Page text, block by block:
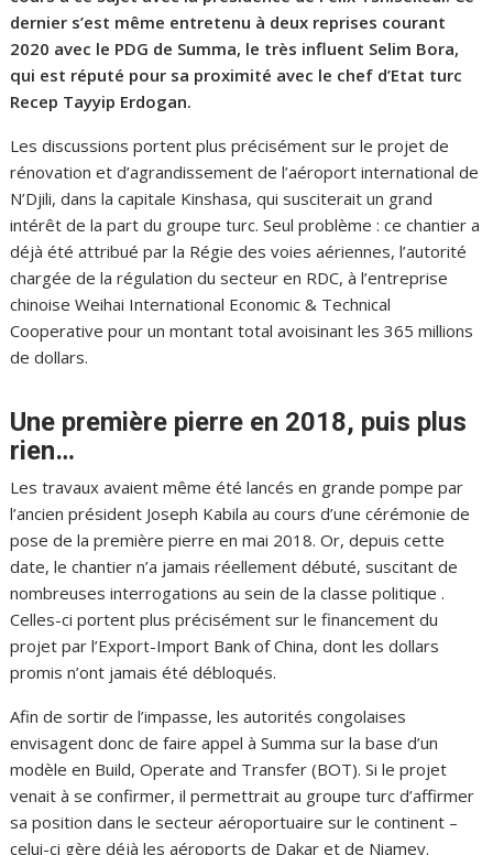
dernier s’est même entretenu à deux reprises courant
2020 avec le PDG de Summa, le très influent Selim Bora,
qui est réputé pour sa proximité avec le chef d’Etat turc
Recep Tayyip Erdogan.
Les discussions portent plus précisément sur le projet de
rénovation et d’agrandissement de l’aéroport international de
N’Djili, dans la capitale Kinshasa, qui susciterait un grand
intérêt de la part du groupe turc. Seul problème : ce chantier a
déjà été attribué par la Régie des voies aériennes, l’autorité
chargée de la régulation du secteur en RDC, à l’entreprise
chinoise Weihai International Economic & Technical
Cooperative pour un montant total avoisinant les 365 millions
de dollars.
Une première pierre en 2018, puis plus
rien…
Les travaux avaient même été lancés en grande pompe par
l’ancien président Joseph Kabila au cours d’une cérémonie de
pose de la première pierre en mai 2018. Or, depuis cette
date, le chantier n’a jamais réellement débuté, suscitant de
nombreuses interrogations au sein de la classe politique .
Celles-ci portent plus précisément sur le financement du
projet par l’Export-Import Bank of China, dont les dollars
promis n’ont jamais été débloqués.
Afin de sortir de l’impasse, les autorités congolaises
envisagent donc de faire appel à Summa sur la base d’un
modèle en Build, Operate and Transfer (BOT). Si le projet
venait à se confirmer, il permettrait au groupe turc d’affirmer
sa position dans le secteur aéroportuaire sur le continent –
celui-ci gère déjà les aéroports de Dakar et de Niamey.